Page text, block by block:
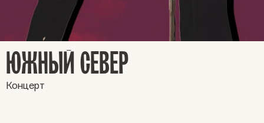
ЮЖНЫЙ СЕВЕР
Концерт